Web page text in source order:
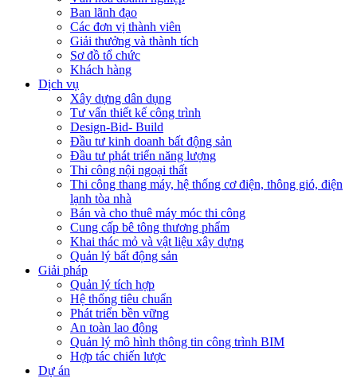
Ban lãnh đạo
Các đơn vị thành viên
Giải thưởng và thành tích
Sơ đồ tổ chức
Khách hàng
Dịch vụ
Xây dựng dân dụng
Tư vấn thiết kế công trình
Design-Bid- Build
Đầu tư kinh doanh bất động sản
Đầu tư phát triển năng lượng
Thi công nội ngoại thất
Thi công thang máy, hệ thống cơ điện, thông gió, điện
lạnh tòa nhà
Bán và cho thuê máy móc thi công
Cung cấp bê tông thương phẩm
Khai thác mỏ và vật liệu xây dựng
Quản lý bất động sản
Giải pháp
Quản lý tích hợp
Hệ thống tiêu chuẩn
Phát triển bền vững
An toàn lao động
Quản lý mô hình thông tin công trình BIM
Hợp tác chiến lược
Dự án